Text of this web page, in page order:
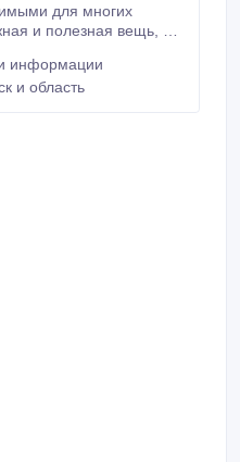
для многих
и полезная вещь, а
информации
и область